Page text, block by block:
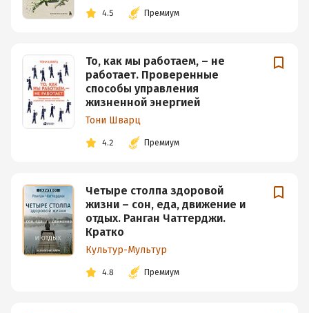
4.5 Премиум
То, как мы работаем, – не
работает. Проверенные
способы управления
жизненной энергией
Тони Шварц
4.2 Премиум
Четыре столпа здоровой
жизни – сон, еда, движение и
отдых. Ранган Чаттерджи.
Кратко
Культур-Мультур
4.8 Премиум